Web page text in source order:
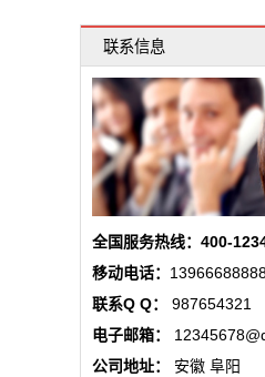
「改革创新」朱
武汉启动先进制
工信部将完善智
「改革创新」朱
联系信息
全国服务热线：400-
移动电话：
联系Q Q： 987654321
电子邮箱：
公司地址： 安徽 阜阳